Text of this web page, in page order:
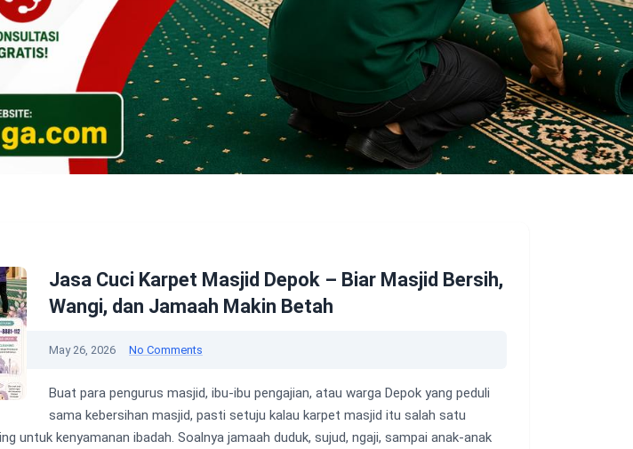
Jasa Cuci Karpet Masjid Depok – Biar Masjid Bersih,
Wangi, dan Jamaah Makin Betah
May 26, 2026 No Comments
Buat para pengurus masjid, ibu-ibu pengajian, atau warga Depok yang peduli
sama kebersihan masjid, pasti setuju kalau karpet masjid itu salah satu
untuk kenyamanan ibadah. Soalnya jamaah duduk, sujud, ngaji, sampai anak-anak